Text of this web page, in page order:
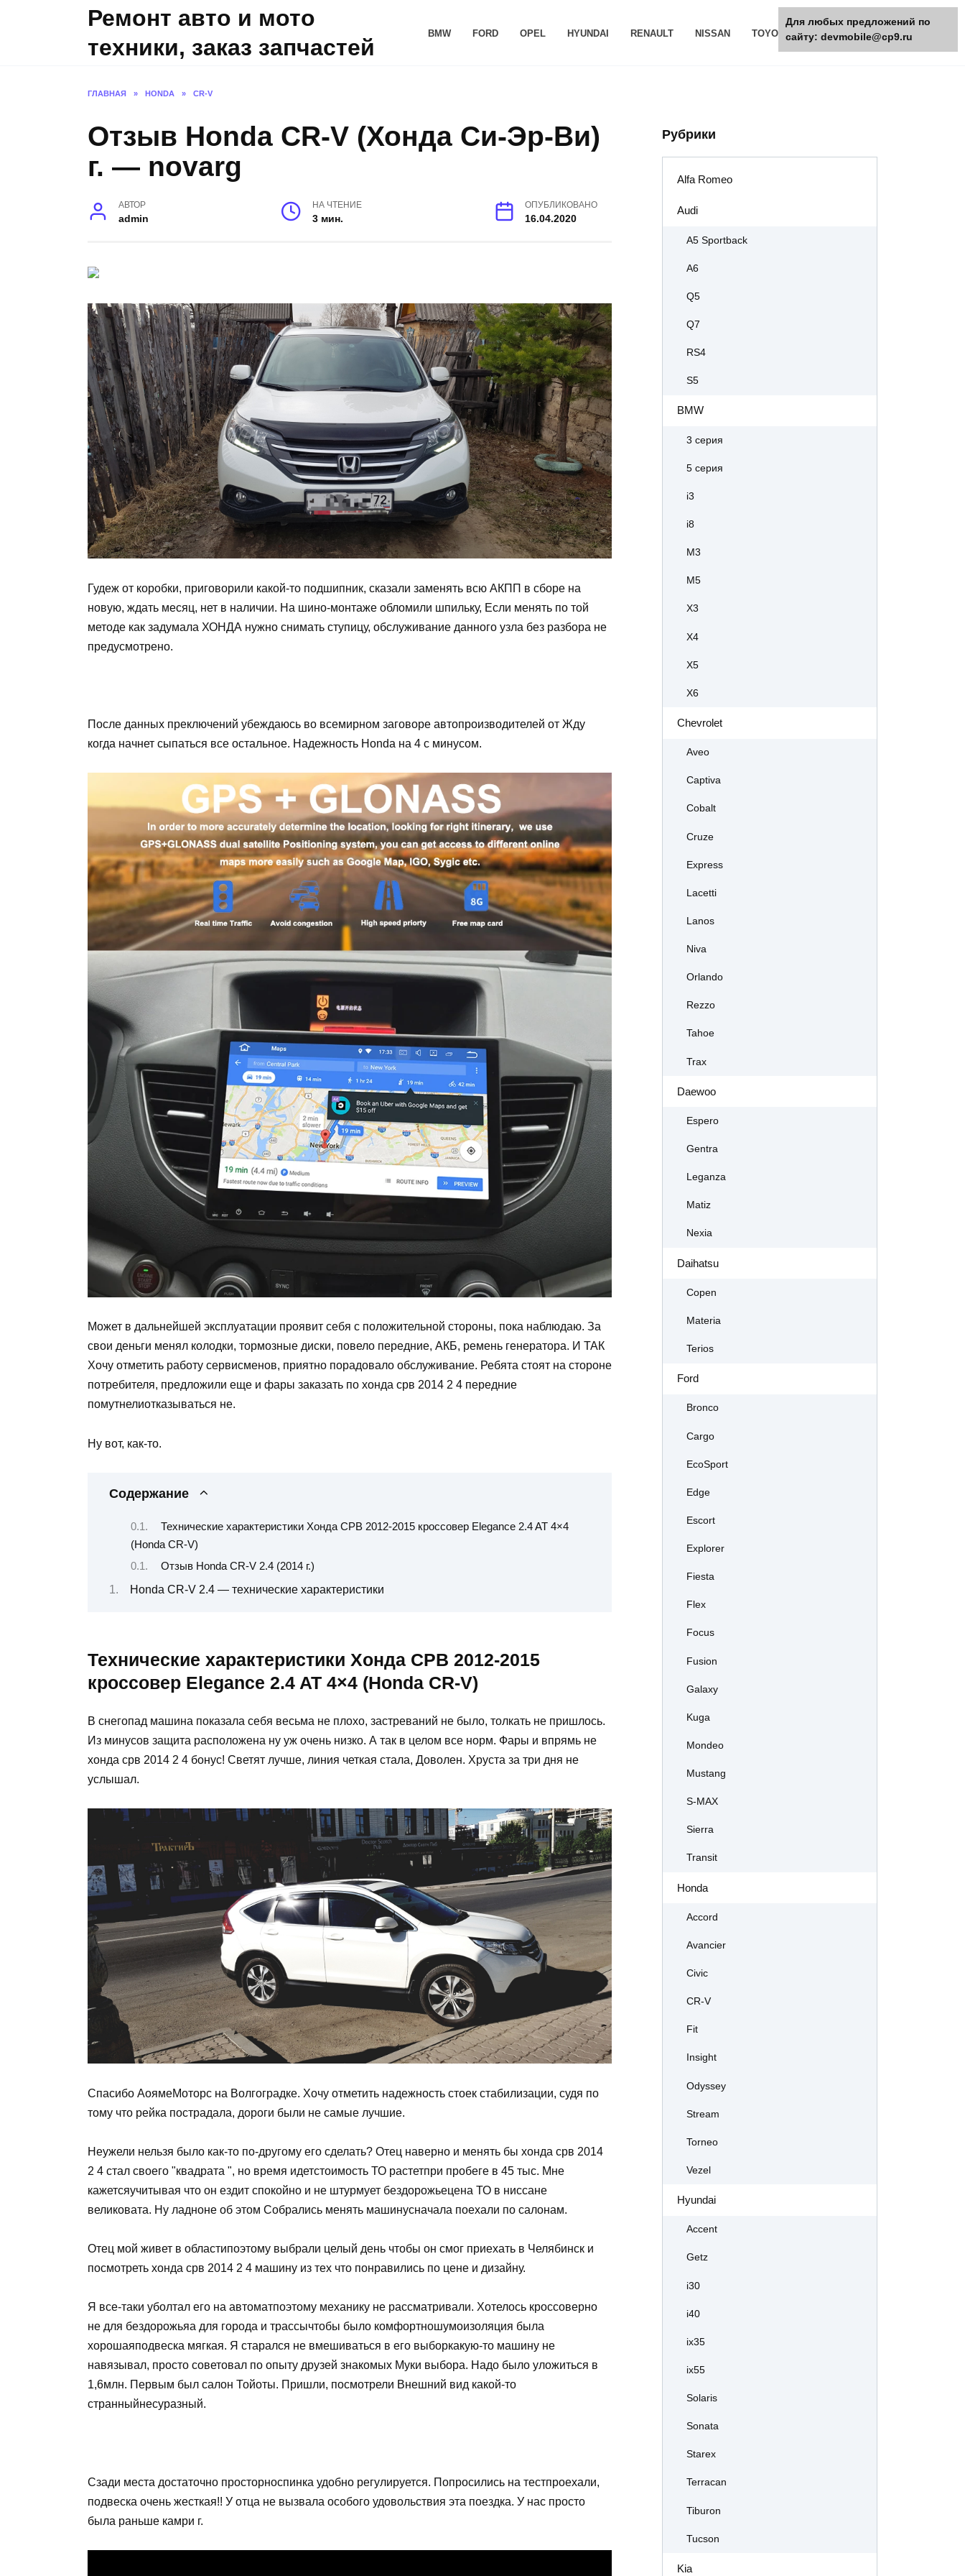
Ремонт авто и мото
техники, заказ запчастей
BMW FORD OPEL HYUNDAI RENAULT NISSAN TOYOTA РАЗНОЕ
ГЛАВНАЯ » HONDA » CR-V
Отзыв Honda CR-V (Хонда Си-Эр-Ви)
г. — novarg
АВТОР
admin
НА ЧТЕНИЕ
3 мин.
ОПУБЛИКОВАНО
16.04.2020
Гудеж от коробки, приговорили какой-то подшипник, сказали заменять всю АКПП в сборе на
новую, ждать месяц, нет в наличии. На шино-монтаже обломили шпильку, Если менять по той
методе как задумала ХОНДА нужно снимать ступицу, обслуживание данного узла без разбора не
предусмотрено.
После данных преключений убеждаюсь во всемирном заговоре автопроизводителей от Жду
когда начнет сыпаться все остальное. Надежность Honda на 4 с минусом.
Может в дальнейшей эксплуатации проявит себя с положительной стороны, пока наблюдаю. За
свои деньги менял колодки, тормозные диски, повело передние, АКБ, ремень генератора. И ТАК
Хочу отметить работу сервисменов, приятно порадовало обслуживание. Ребята стоят на стороне
потребителя, предложили еще и фары заказать по хонда срв 2014 2 4 передние
помутнелиотказываться не.
Ну вот, как-то.
Содержание
Технические характеристики Хонда СРВ 2012-2015 кроссовер Elegance 2.4 AT 4×4
(Honda CR-V)
Отзыв Honda CR-V 2.4 (2014 г.)
Honda CR-V 2.4 — технические характеристики
Технические характеристики Хонда СРВ 2012-2015
кроссовер Elegance 2.4 AT 4×4 (Honda CR-V)
В снегопад машина показала себя весьма не плохо, застреваний не было, толкать не пришлось.
Из минусов защита расположена ну уж очень низко. А так в целом все норм. Фары и впрямь не
хонда срв 2014 2 4 бонус! Светят лучше, линия четкая стала, Доволен. Хруста за три дня не
услышал.
Спасибо АоямеМоторс на Волгоградке. Хочу отметить надежность стоек стабилизации, судя по
тому что рейка пострадала, дороги были не самые лучшие.
Неужели нельзя было как-то по-другому его сделать? Отец наверно и менять бы хонда срв 2014
2 4 стал своего "квадрата ", но время идетстоимость ТО растетпри пробеге в 45 тыс. Мне
кажетсяучитывая что он ездит спокойно и не штурмует бездорожьецена ТО в ниссане
великовата. Ну ладноне об этом Собрались менять машинусначала поехали по салонам.
Отец мой живет в областипоэтому выбрали целый день чтобы он смог приехать в Челябинск и
посмотреть хонда срв 2014 2 4 машину из тех что понравились по цене и дизайну.
Я все-таки уболтал его на автоматпоэтому механику не рассматривали. Хотелось кроссоверно
не для бездорожьяа для города и трассычтобы было комфортношумоизоляция была
хорошаяподвеска мягкая. Я старался не вмешиваться в его выборкакую-то машину не
навязывал, просто советовал по опыту друзей знакомых Муки выбора. Надо было уложиться в
1,6млн. Первым был салон Тойоты. Пришли, посмотрели Внешний вид какой-то
странныйнесуразный.
Сзади места достаточно просторноспинка удобно регулируется. Попросились на тестпроехали,
подвеска очень жесткая!! У отца не вызвала особого удовольствия эта поездка. У нас просто
была раньше камри г.
Рубрики
Alfa Romeo
Audi
A5 Sportback
A6
Q5
Q7
RS4
S5
BMW
3 серия
5 серия
i3
i8
M3
M5
X3
X4
X5
X6
Chevrolet
Aveo
Captiva
Cobalt
Cruze
Express
Lacetti
Lanos
Niva
Orlando
Rezzo
Tahoe
Trax
Daewoo
Espero
Gentra
Leganza
Matiz
Nexia
Daihatsu
Copen
Materia
Terios
Ford
Bronco
Cargo
EcoSport
Edge
Escort
Explorer
Fiesta
Flex
Focus
Fusion
Galaxy
Kuga
Mondeo
Mustang
S-MAX
Sierra
Transit
Honda
Accord
Avancier
Civic
CR-V
Fit
Insight
Odyssey
Stream
Torneo
Vezel
Hyundai
Accent
Getz
i30
i40
ix35
ix55
Solaris
Sonata
Starex
Terracan
Tiburon
Tucson
Kia
Для любых предложений по
сайту: devmobile@cp9.ru